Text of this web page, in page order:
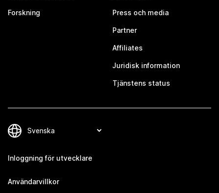
Forskning Press och media
Partner
Affiliates
Juridisk information
Tjänstens status
Inloggning för utvecklare
Användarvillkor